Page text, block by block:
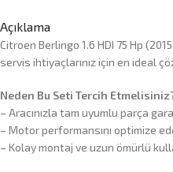
Açıklama
Citroen Berlingo 1.6 HDI 75 Hp
servis ihtiyaçlarınız için en ideal
Neden Bu Seti Tercih
– Aracınızla tam uyumlu parça
– Motor performansını optimize
– Kolay montaj ve uzun ömürlü